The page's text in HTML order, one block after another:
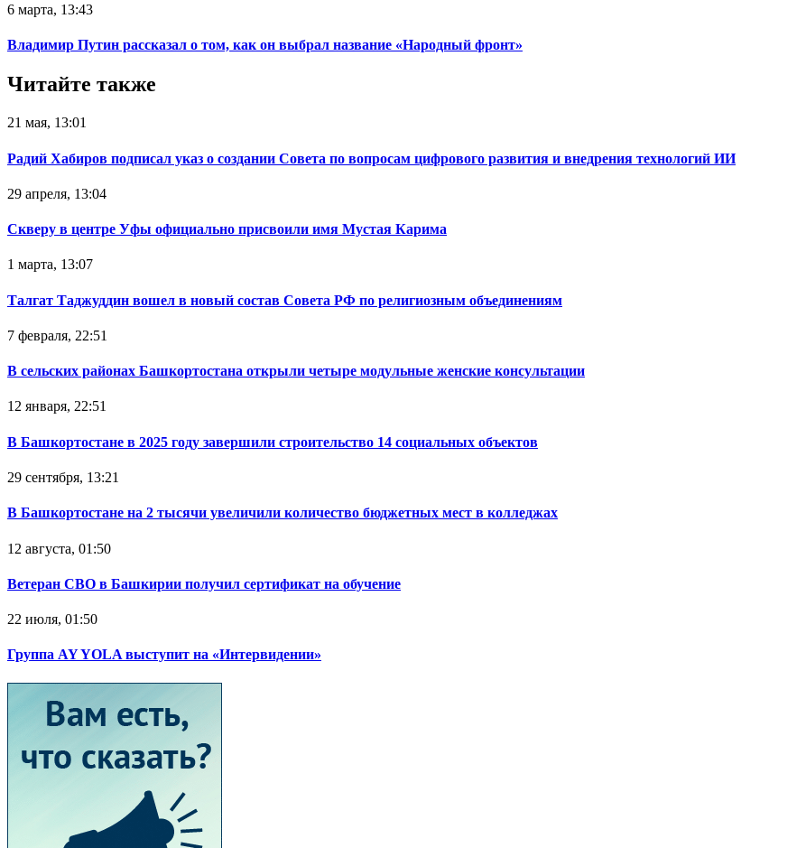
6 марта, 13:43
Владимир Путин рассказал о том, как он выбрал название «Народный фронт»
Читайте также
21 мая, 13:01
Радий Хабиров подписал указ о создании Совета по вопросам цифрового развития и внедрения технологий ИИ
29 апреля, 13:04
Скверу в центре Уфы официально присвоили имя Мустая Карима
1 марта, 13:07
Талгат Таджуддин вошел в новый состав Совета РФ по религиозным объединениям
7 февраля, 22:51
В сельских районах Башкортостана открыли четыре модульные женские консультации
12 января, 22:51
В Башкортостане в 2025 году завершили строительство 14 социальных объектов
29 сентября, 13:21
В Башкортостане на 2 тысячи увеличили количество бюджетных мест в колледжах
12 августа, 01:50
Ветеран СВО в Башкирии получил сертификат на обучение
22 июля, 01:50
Группа AY YOLA выступит на «Интервидении»